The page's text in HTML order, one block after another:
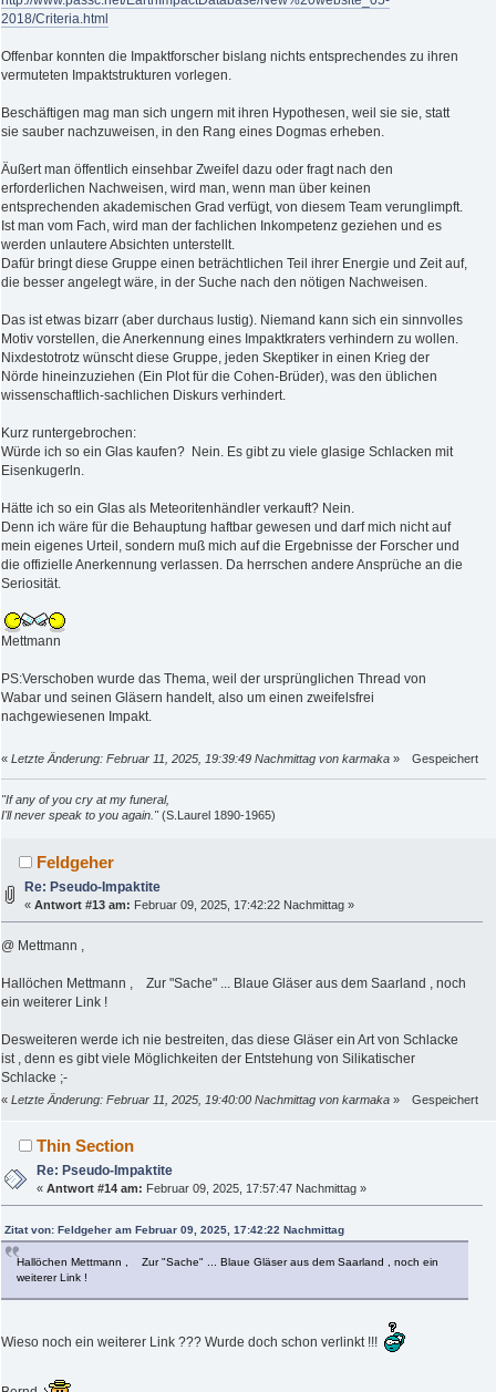
2018/Criteria.html
Offenbar konnten die Impaktforscher bislang nichts entsprechendes zu ihren
vermuteten Impaktstrukturen vorlegen.
Beschäftigen mag man sich ungern mit ihren Hypothesen, weil sie sie, statt
sie sauber nachzuweisen, in den Rang eines Dogmas erheben.
Äußert man öffentlich einsehbar Zweifel dazu oder fragt nach den
erforderlichen Nachweisen, wird man, wenn man über keinen
entsprechenden akademischen Grad verfügt, von diesem Team verunglimpft.
Ist man vom Fach, wird man der fachlichen Inkompetenz geziehen und es
werden unlautere Absichten unterstellt.
Dafür bringt diese Gruppe einen beträchtlichen Teil ihrer Energie und Zeit auf,
die besser angelegt wäre, in der Suche nach den nötigen Nachweisen.
Das ist etwas bizarr (aber durchaus lustig). Niemand kann sich ein sinnvolles
Motiv vorstellen, die Anerkennung eines Impaktkraters verhindern zu wollen.
Nixdestotrotz wünscht diese Gruppe, jeden Skeptiker in einen Krieg der
Nörde hineinzuziehen (Ein Plot für die Cohen-Brüder), was den üblichen
wissenschaftlich-sachlichen Diskurs verhindert.
Kurz runtergebrochen:
Würde ich so ein Glas kaufen? Nein. Es gibt zu viele glasige Schlacken mit
Eisenkugerln.
Hätte ich so ein Glas als Meteoritenhändler verkauft? Nein.
Denn ich wäre für die Behauptung haftbar gewesen und darf mich nicht auf
mein eigenes Urteil, sondern muß mich auf die Ergebnisse der Forscher und
die offizielle Anerkennung verlassen. Da herrschen andere Ansprüche an die
Seriosität.
Mettmann
PS:Verschoben wurde das Thema, weil der ursprünglichen Thread von
Wabar und seinen Gläsern handelt, also um einen zweifelsfrei
nachgewiesenen Impakt.
« Letzte Änderung: Februar 11, 2025, 19:39:49 Nachmittag von karmaka » Gespeichert
"If any of you cry at my funeral,
I'll never speak to you again."(S.Laurel 1890-1965)
Feldgeher
Re: Pseudo-Impaktite
«Antwort #13 am: Februar 09, 2025, 17:42:22 Nachmittag »
@ Mettmann ,
Hallöchen Mettmann , Zur "Sache" ... Blaue Gläser aus dem Saarland , noch
ein weiterer Link !
Desweiteren werde ich nie bestreiten, das diese Gläser ein Art von Schlacke
ist , denn es gibt viele Möglichkeiten der Entstehung von Silikatischer
Schlacke ;-
« Letzte Änderung: Februar 11, 2025, 19:40:00 Nachmittag von karmaka » Gespeichert
Thin Section
Re: Pseudo-Impaktite
«Antwort #14 am: Februar 09, 2025, 17:57:47 Nachmittag »
Zitat von: Feldgeher am Februar 09, 2025, 17:42:22 Nachmittag
Hallöchen Mettmann , Zur "Sache" ... Blaue Gläser aus dem Saarland , noch ein
weiterer Link !
Wieso noch ein weiterer Link ??? Wurde doch schon verlinkt !!!